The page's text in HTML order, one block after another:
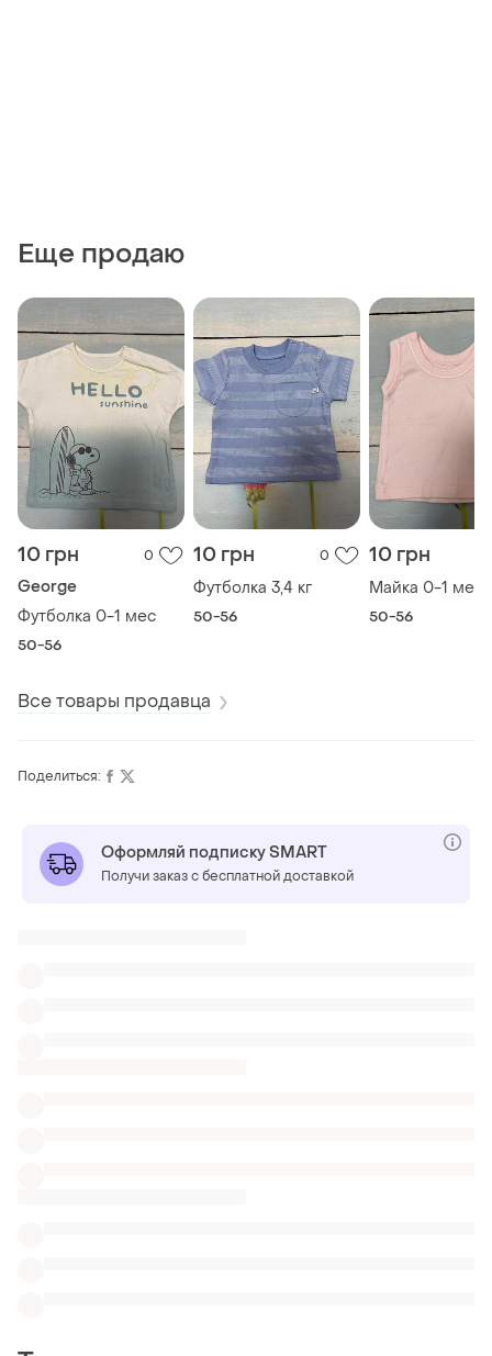
Еще продаю
10 грн 0
George
Футболка 0-1 мес
50-56
10 грн 0
Футболка 3,4 кг
50-56
10 грн
Майка 0-1 мес
50-56
Все товары продавца
Поделиться:
Оформляй подписку SMART
Получи заказ с бесплатной доставкой